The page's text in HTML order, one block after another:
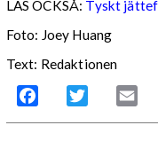
LÄS OCKSÅ: Tyskt
Foto: Joey Huang
Text: Redaktionen
Facebook Twitter